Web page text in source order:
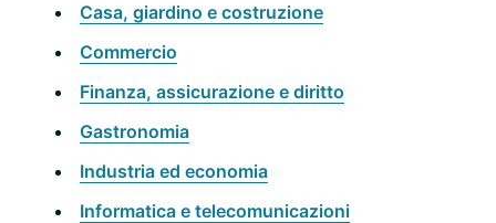
Casa, giardino e costruzione
Commercio
Finanza, assicurazione e diritto
Gastronomia
Industria ed economia
Informatica e telecomunicazioni